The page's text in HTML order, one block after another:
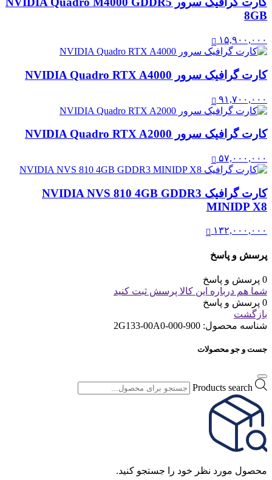
8GB
۱۵,۹۰۰,۰۰۰
کارت گرافیک سرور NVIDIA Quadro RTX A4000
۹۱,۷۰۰,۰۰۰
کارت گرافیک سرور NVIDIA Quadro RTX A2000
۵۷,۰۰۰,۰۰۰
کارت گرافیک NVIDIA NVS 810 4GB GDDR3
MINIDP X8
۱۳۲,۰۰۰,۰۰۰
پرسش و پاسخ
0 پرسش و پاسخ
شما هم درباره این کالا پرسش ثبت کنید
0 پرسش و پاسخ
بازگشت
شناسه محصول: 900-2G133-00A0-000
جست و جو محصولات
Products search
محصول مورد نظر خود را جستجو کنید.